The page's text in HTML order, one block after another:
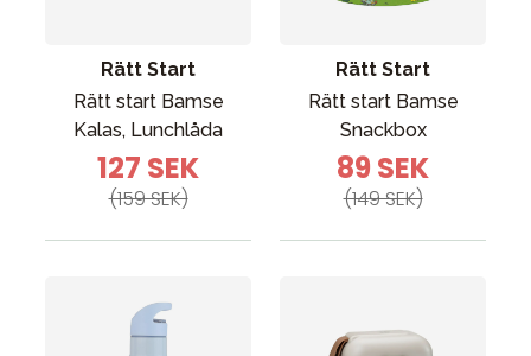
Rätt Start
Rätt start Bamse
Kalas, Lunchlåda
127 SEK
(159 SEK)
Rätt Start
Rätt start Bamse
Snackbox
89 SEK
(149 SEK)